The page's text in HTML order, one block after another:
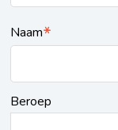
Naam*
Beroep